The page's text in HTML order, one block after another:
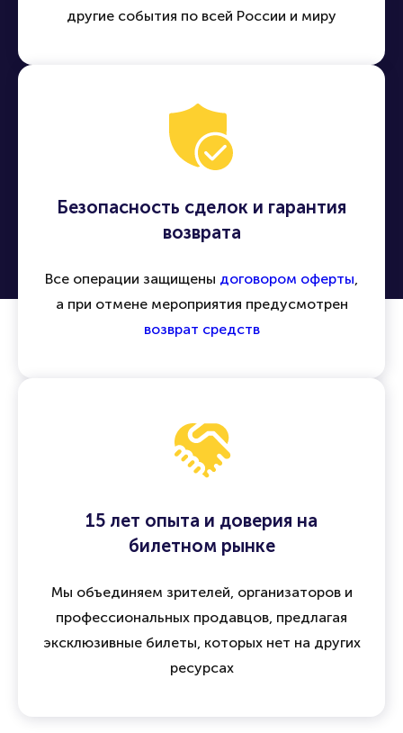
другие события по всей России и миру
Безопасность сделок и гарантия
возврата
Все операции защищены договором оферты,
а при отмене мероприятия предусмотрен
возврат средств
15 лет опыта и доверия на
билетном рынке
Мы объединяем зрителей, организаторов и
профессиональных продавцов, предлагая
эксклюзивные билеты, которых нет на других
ресурсах